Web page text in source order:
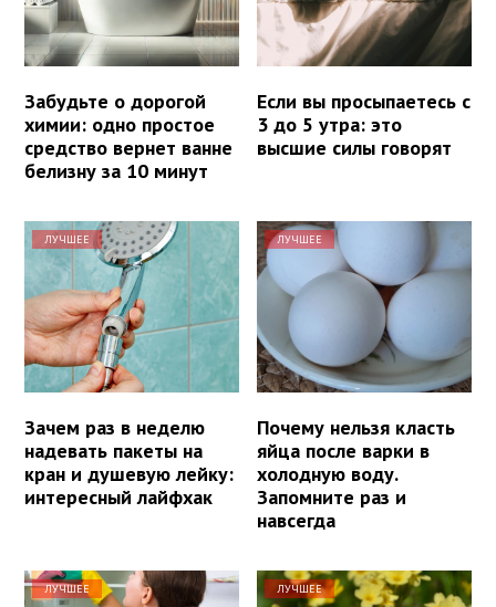
Забудьте о дорогой
химии: одно простое
средство вернет ванне
белизну за 10 минут
Если вы просыпаетесь с
3 до 5 утра: это
высшие силы говорят
ЛУЧШЕЕ
Зачем раз в неделю
надевать пакеты на
кран и душевую лейку:
интересный лайфхак
ЛУЧШЕЕ
Почему нельзя класть
яйца после варки в
холодную воду.
Запомните раз и
навсегда
ЛУЧШЕЕ ЛУЧШЕЕ